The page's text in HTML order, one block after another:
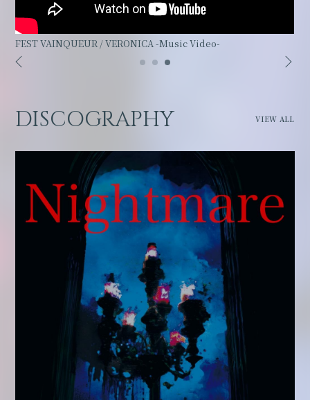
FEST VAINQUEUR / VERONICA -Music Video-
DISCOGRAPHY VIEW ALL